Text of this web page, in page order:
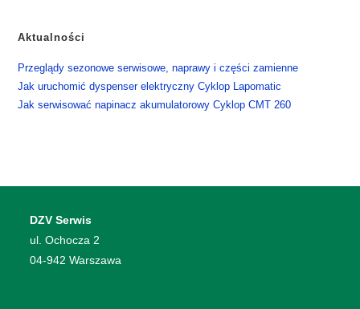
Aktualności
​Przeglądy sezonowe serwisowe, naprawy i części zamienne
​Jak uruchomić dyspenser elektryczny Cyklop Lapomatic
​Jak serwisować napinacz akumulatorowy Cyklop CMT 260
DZV Serwis
​ul. Ochocza 2
04-942 Warszawa